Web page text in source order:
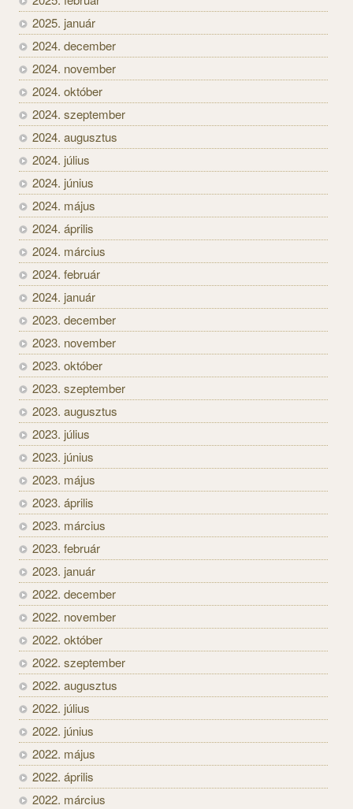
2025. január
2024. december
2024. november
2024. október
2024. szeptember
2024. augusztus
2024. július
2024. június
2024. május
2024. április
2024. március
2024. február
2024. január
2023. december
2023. november
2023. október
2023. szeptember
2023. augusztus
2023. július
2023. június
2023. május
2023. április
2023. március
2023. február
2023. január
2022. december
2022. november
2022. október
2022. szeptember
2022. augusztus
2022. július
2022. június
2022. május
2022. április
2022. március